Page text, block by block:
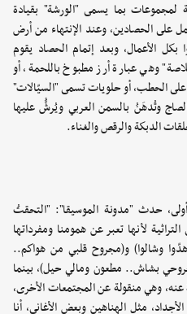
بما يسمى "الورشة" بقيادة
على الحصادين، وعند الإنتهاء من أرض
الأعمال، وبعد إتمام الحصاد يقوم
وهي عبارة أرز مطبوخ باللحمة، أو
الحطب، أو حلويات تسمى "السيّالات"
وتُدهَنُ بالسمن العربي ويُرشُّ عليها
الدبكة والرقص والغناء.
حقوق سنه أولى، حدث "مدونة الموسيقا": "التحقتُ
لأنها تعبر عن همومنا ومفرداتها
وشالوا) و(مجروح قلبي من هواكم..
بشاش.. مطعون ومالي حيل)، بينما
عنه، وهي منقولة عن المجتمعات الأخرى،
مثل الهناهين وبعض الأغاني، أنا